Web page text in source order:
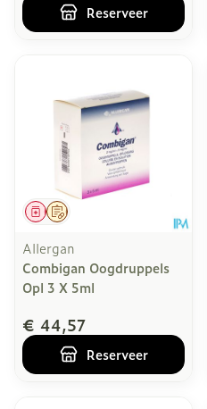
Reserveer
Op voorschrift
Geneesmiddel
Allergan
Combigan Oogdruppels
Opl 3 X 5ml
€ 44,57
Reserveer